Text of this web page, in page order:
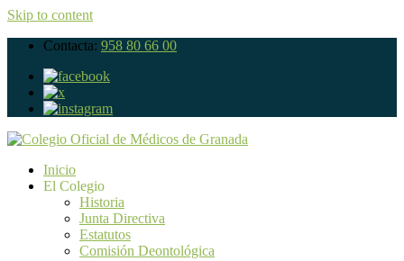
Skip to content
Contacta: 958 80 66 00
Inicio
El Colegio
Historia
Junta Directiva
Estatutos
Comisión Deontológica